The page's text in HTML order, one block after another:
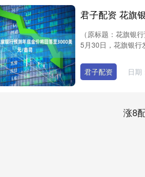
（原标题：花旗银
5月30日，花旗银行
君子配资 日期
涨8